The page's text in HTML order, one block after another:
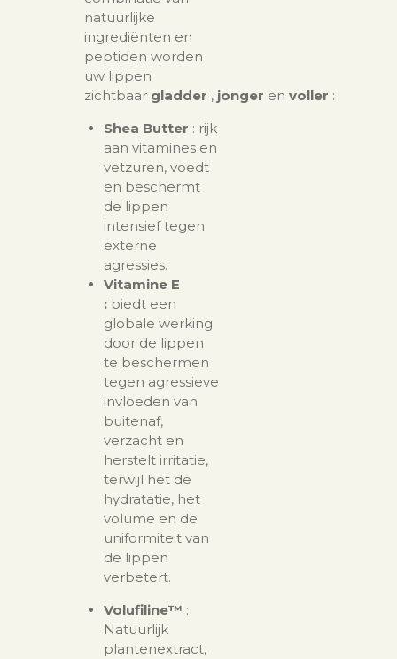
natuurlijke
ingrediënten en
peptiden worden
uw lippen
zichtbaar gladder , jonger en voller :
Shea Butter : rijk
aan vitamines en
vetzuren, voedt
en beschermt
de lippen
intensief tegen
externe
agressies.
Vitamine E
: biedt een
globale werking
door de lippen
te beschermen
tegen agressieve
invloeden van
buitenaf,
verzacht en
herstelt irritatie,
terwijl het de
hydratatie, het
volume en de
uniformiteit van
de lippen
verbetert.
Volufiline™ :
Natuurlijk
plantenextract,